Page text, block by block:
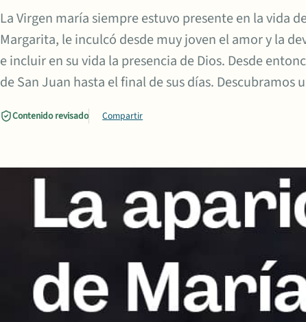
La Virgen maría siempre estuvo presente en la vida
Margarita, le inculcó desde muy joven el amor y la
e incluir en su vida la presencia de Dios. Desde
de San Juan hasta el final de sus días. Descubramos
Contenido revisado Compartir